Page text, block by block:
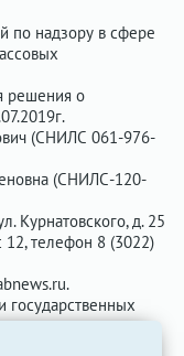
по надзору в сфере
решения о
(СНИЛС 061-976-
(СНИЛС-120-
Курнатовского, д. 25
12, телефон 8 (3022)
.
государственных